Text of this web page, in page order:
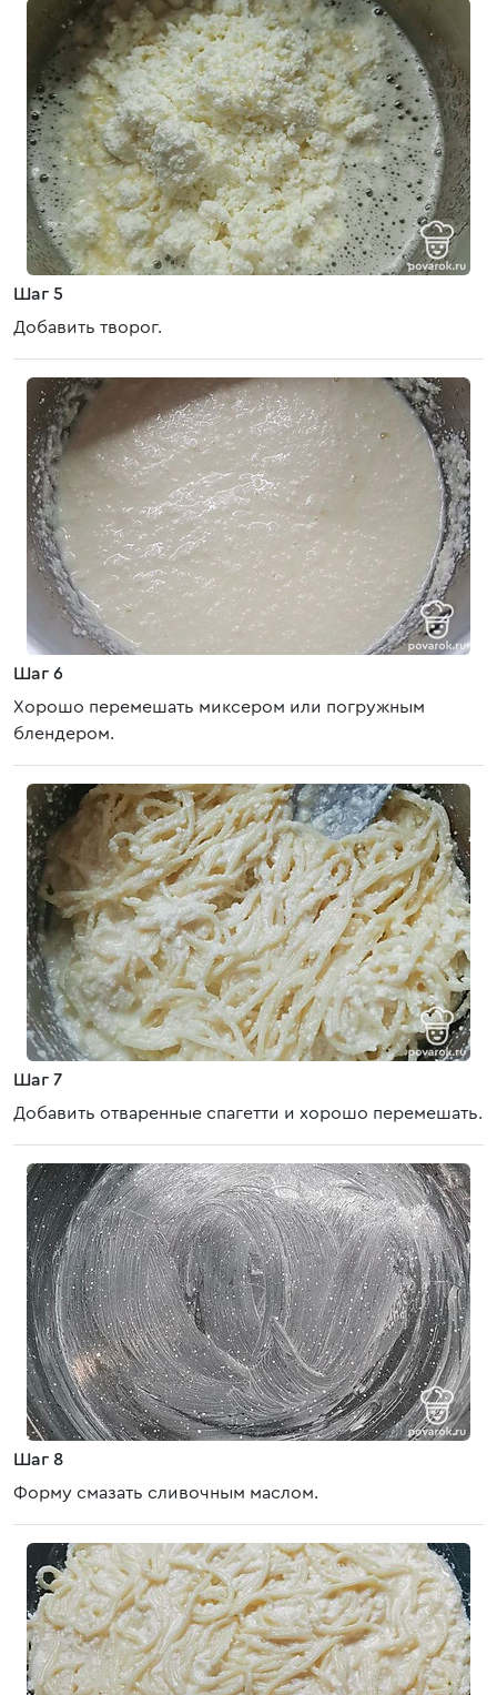
Шаг 5
Добавить творог.
Шаг 6
Хорошо перемешать миксером или погружным
блендером.
Шаг 7
Добавить отваренные спагетти и хорошо перемешать.
Шаг 8
Форму смазать сливочным маслом.